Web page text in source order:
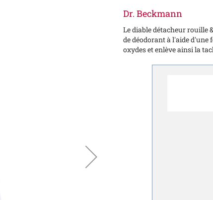
Dr. Beckmann
Le diable détacheur rouille
de déodorant à l'aide
oxydes et enlève ainsi la